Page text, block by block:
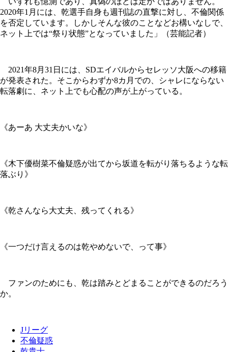
2020年1月には、乾選手自身も週刊誌の直撃に対し、不倫関係
を否定しています。しかしそんな彼のことなどお構いなしで、
ネット上では“祭り状態”となっていました」（芸能記者）
2021年8月31日には、SDエイバルからセレッソ大阪への移籍
が発表された。そこからわずか8カ月での、シャレにならない
転落劇に、ネット上でも心配の声が上がっている。
《あーあ 大丈夫かいな》
《木下優樹菜不倫疑惑が出てから坂道を転がり落ちるような転
落ぶり》
《乾さんなら大丈夫、残ってくれる》
《一つだけ言えるのは乾やめないで、って事》
ファンのためにも、乾は踏みとどまることができるのだろう
か。
Jリーグ
不倫疑惑